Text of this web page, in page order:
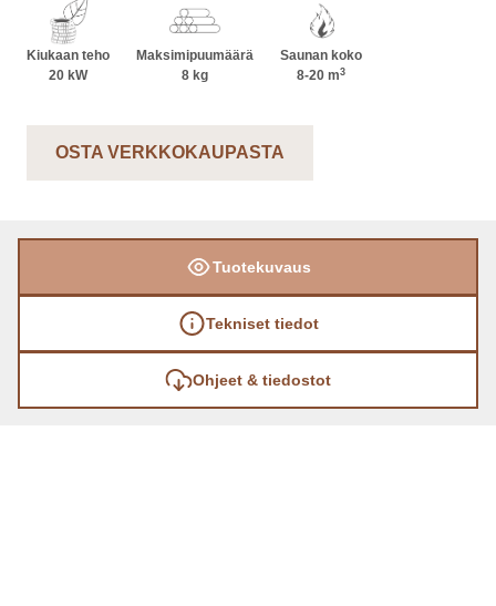
tyylikästä tunnelmaa. Utu-kiuas sopii saunaan,
jonka tilavuus on 8-20 m³. Kiuas tarjoaa
rentouttavat löylyt isommallekin porukalle.
Kiukaan teho
20 kW
Maksimipuumäärä
8 kg
Saunan koko
8-20 m3
OSTA VERKKOKAUPASTA
Tuotekuvaus
Tekniset tiedot
Ohjeet & tiedostot